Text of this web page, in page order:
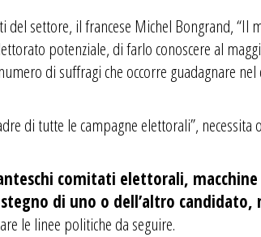
settore, il francese Michel Bongrand, “Il
potenziale, di farlo conoscere al
di suffragi che occorre guadagnare nel
di tutte le campagne elettorali”, necessita
comitati elettorali,
di uno o dell’altro candidato,
le linee politiche da seguire.